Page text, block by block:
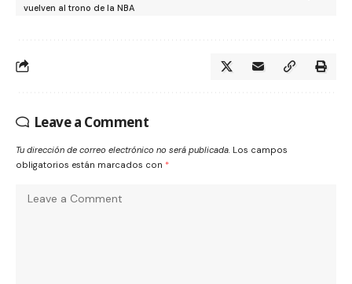
vuelven al trono de la NBA
Leave a Comment
Tu dirección de correo electrónico no será publicada. Los campos
obligatorios están marcados con *